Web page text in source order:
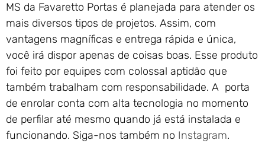
MS da Favaretto Portas é planejada para atender os
mais diversos tipos de projetos. Assim, com
vantagens magníficas e entrega rápida e única,
você irá dispor apenas de coisas boas. Esse produto
foi feito por equipes com colossal aptidão que
também trabalham com responsabilidade. A porta
de enrolar conta com alta tecnologia no momento
de perfilar até mesmo quando já está instalada e
funcionando. Siga-nos também no Instagram.